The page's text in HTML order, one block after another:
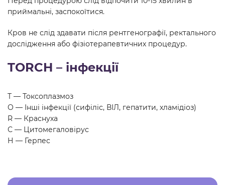
приймальні, заспокоїтися.
Кров не слід здавати після рентгенографії, ректального
дослідження або фізіотерапевтичних процедур.
TORCH – інфекції
T — Токсоплазмоз
О — Інші інфекції (сифіліс, ВІЛ, гепатити, хламідіоз)
R — Краснуха
С — Цитомегаловірус
Н — Герпес